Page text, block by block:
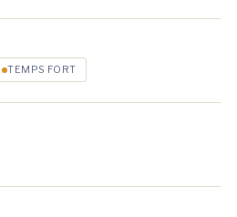
TEMPS FORT